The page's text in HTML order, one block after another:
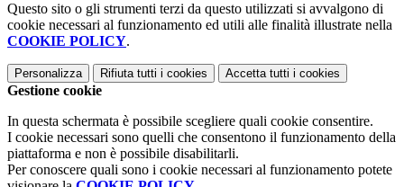
Questo sito o gli strumenti terzi da questo utilizzati si avvalgono di
cookie necessari al funzionamento ed utili alle finalità illustrate nella
COOKIE POLICY.
Personalizza Rifiuta tutti i cookies Accetta tutti i cookies
Gestione cookie
In questa schermata è possibile scegliere quali cookie consentire.
I cookie necessari sono quelli che consentono il funzionamento della
piattaforma e non è possibile disabilitarli.
Per conoscere quali sono i cookie necessari al funzionamento potete